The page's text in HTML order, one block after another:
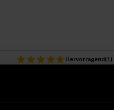
Hervorragend(1)